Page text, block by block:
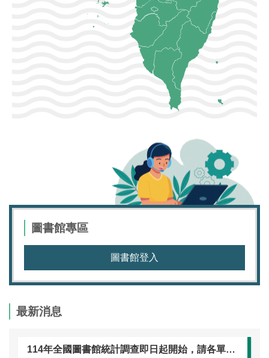
圖書館專區
圖書館登入
最新消息
114年全國圖書館統計調查即日起開始，請各單位協助於本（115）年5月25日前完成統計資訊填報（延長至7月10日）